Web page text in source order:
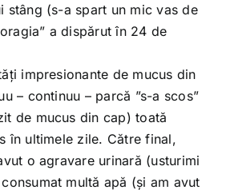
stâng (s-a spart un mic vas de
a dispărut în 24 de
impresionante de mucus din
– continuu – parcă ”s-a scos”
de mucus din cap) toată
în ultimele zile. Către final,
o agravare urinară (usturimi
multă apă (și am avut